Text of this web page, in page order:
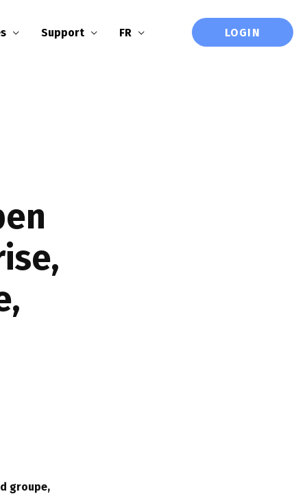
Support FR LOGIN
groupe,